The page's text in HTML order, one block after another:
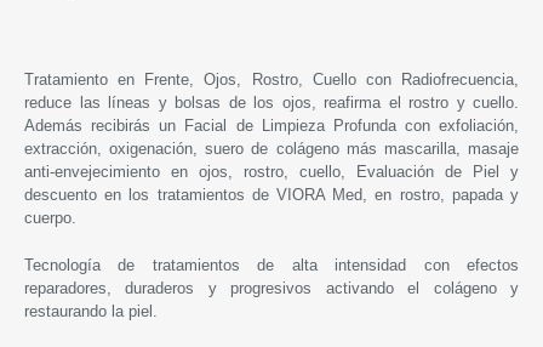
Tratamiento en Frente, Ojos, Rostro, Cuello con Radiofrecuencia,
reduce las líneas y bolsas de los ojos, reafirma el rostro y cuello.
Además recibirás un Facial de Limpieza Profunda con exfoliación,
extracción, oxigenación, suero de colágeno más mascarilla, masaje
anti-envejecimiento en ojos, rostro, cuello, Evaluación de Piel y
descuento en los tratamientos de VIORA Med, en rostro, papada y
cuerpo.
Tecnología de tratamientos de alta intensidad con efectos
reparadores, duraderos y progresivos activando el colágeno y
restaurando la piel.